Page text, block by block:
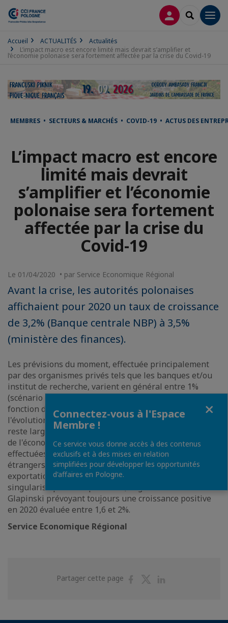
CONNEXION
Accueil ACTUALITÉS
Actualités
L’impact macro est encore limité mais devrait s’amplifier et
l’économie polonaise sera fortement affectée par la crise du Covid-19
MEMBRES • SECTEURS & MARCHÉS • COVID-19 • ACTUS DES
L’impact macro est encore
limité mais devrait
s’amplifier et l’économie
polonaise sera fortement
affectée par la crise du
Covid-19
Le 01/04/2020 • par Service Economique Régional
Avant la crise, les autorités polonaises
affichaient pour 2020 un taux de croissance
de 3,2% (Banque centrale NBP) à 3,5%
(ministère des finances).
Les prévisions du moment, effectuée principalement
par des organismes privés tels que les banques et/ou
institut de recherche, varient en général entre 1%
(scénario modéré) et -5,6% (Morgan Stanley) en
fonction de la durée de la crise sanitaire et de
l'évolution de l'entourage de l'économie polonaise qui
reste largement dépendante de l'étranger. Le Ministère
de l'économie évalue la part des exportations
effectuées par les filiales polonaises des groupes
étrangers à deux tiers de la valeur totale des
exportations polonaises. La Banque centrale (NBP) se
singularise par son optimisme, le gouverneur
Glapinski prévoyant toujours une croissance positive
en 2020 évaluée entre 1,6 et 2%.
Service Economique Régional
Partager cette page
PartagerPartager
Connectez-vous à l'Espace
Membre !
Ce service vous donne accès à des contenus
exclusifs et à des mises en relation
simplifiées pour développer les opportunités
d'affaires en Pologne.